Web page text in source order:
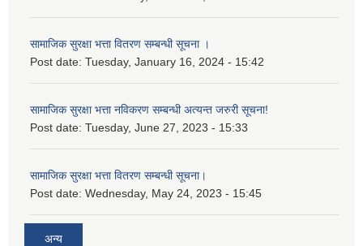
सामाजिक सुरक्षा भत्ता वितरण सम्बन्धी सूचना ।
Post date: Tuesday, January 16, 2024 - 15:42
सामाजिक सुरक्षा भत्ता नविकरण सम्बन्धी अत्यन्त जरुरी सूचना!
Post date: Tuesday, June 27, 2023 - 15:33
सामाजिक सुरक्षा भत्ता वितरण सम्बन्धी सूचना।
Post date: Wednesday, May 24, 2023 - 15:45
अन्य